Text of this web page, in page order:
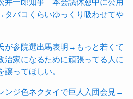
井一郎知事 本会議休憩中に公用
タバコくらいゆっくり吸わせてや
が参院選出馬表明→もっと若くて
治家になるために頑張ってる人に
譲ってほしい。
ンジ色ネクタイで巨人入団会見→